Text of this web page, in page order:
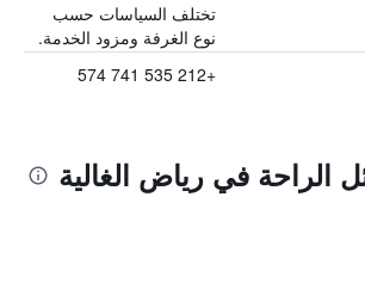
تختلف السياسات حسب
نوع الغرفة ومزود الخدمة.
+212 535 741 574
الراحة في رياض الغالية